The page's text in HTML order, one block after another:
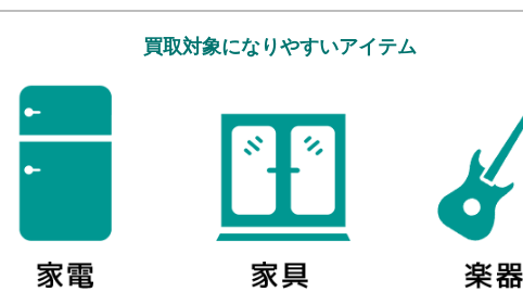
買取対象になりやすいアイテム